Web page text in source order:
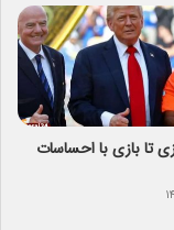
تا بازی با احساسات